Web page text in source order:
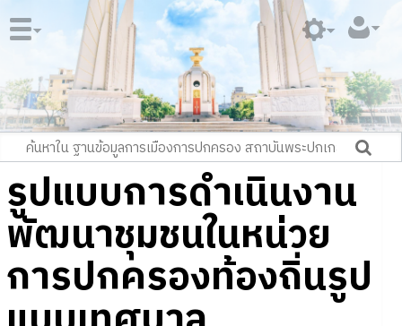
รูปแบบการดำเนินงาน
พัฒนาชุมชนในหน่วย
การปกครองท้องถิ่นรูป